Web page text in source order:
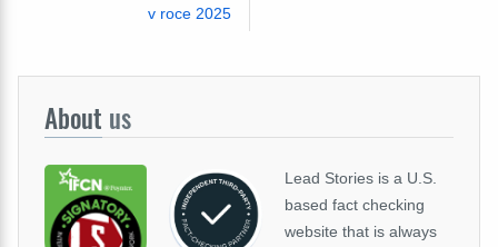
v roce 2025
About us
Lead Stories is a U.S.
based fact checking
website that is always